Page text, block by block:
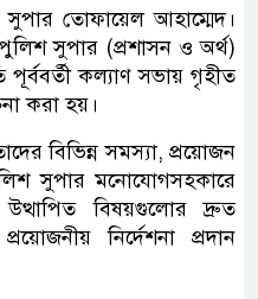
তোফায়েল আহাম্মেদ।
সুপার (প্রশাসন ও অর্থ)
কল্যাণ সভায় গৃহীত
করা হয়।
বিভিন্ন সমস্যা, প্রয়োজন
সুপার মনোযোগসহকারে
বিষয়গুলোর দ্রুত
নির্দেশনা প্রদান